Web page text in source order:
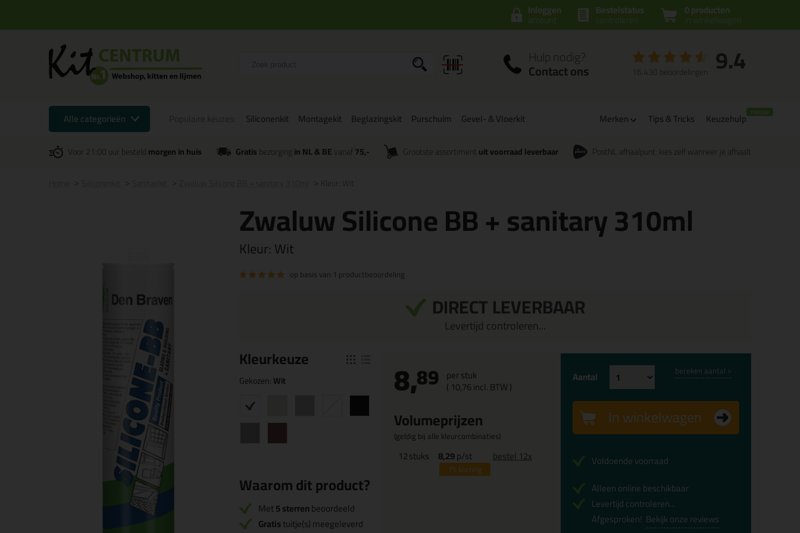
0 producten
in winkelwagen
Bestelstatus
controleren
Inloggen
account
Hulp nodig?
Contact ons 9.4
16.430 beoordelingen
Alle categorieën Siliconenkit Montagekit Beglazingskit Purschuim Gevel- & Vloerkit Merken Tips & Tricks Keuzehulp
Voor 21:00 uur besteldmorgen in huis Gratisbezorgingin NL & BEvanaf 75,- Grootste assortiment uit voorraad leverbaar PostNL afhaalpunt: kies zelf wanneer je afhaalt
Kleur: Wit
Zwaluw Silicone BB + sanitary 310ml
Kleur:Wit
op basis van 1 productbeoordeling
DIRECT LEVERBAAR
Levertijd controleren...
Kleurkeuze
Gekozen:Wit
Waarom dit product?
Met5 sterrenbeoordeeld
Gratistuitje(s) meegeleverd
8,89 per stuk
( 10,76incl. BTW )
Volumeprijzen
(geldig bij alle kleurcombinaties)
12stuks 8,29p/st
7%korting
bestel 12x
Aantal bereken aantal >
In winkelwagen
Voldoende voorraad
Alleen online beschikbaar
Levertijd controleren...
Afgesproken! Bekijk onze reviews